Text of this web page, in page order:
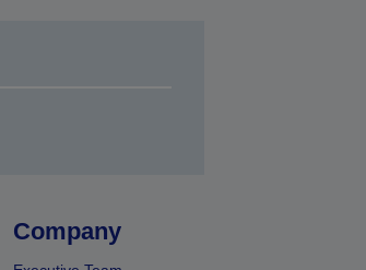
Company